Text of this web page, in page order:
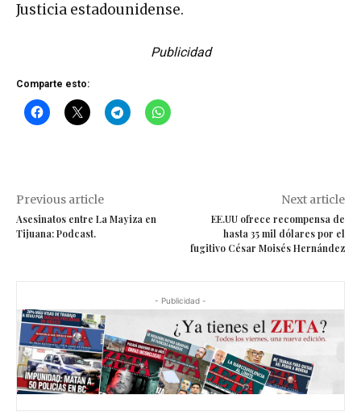
Justicia estadounidense.
Publicidad
Comparte esto:
Previous article
Asesinatos entre La Mayiza en
Tijuana: Podcast.
Next article
EE.UU ofrece recompensa de
hasta 35 mil dólares por el
fugitivo César Moisés Hernández
- Publicidad -